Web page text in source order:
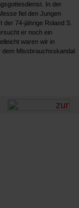
In der
fiel den Jungen
74-jährige Roland S.
er noch ein
waren wir in
dem Missbrauchsskandal